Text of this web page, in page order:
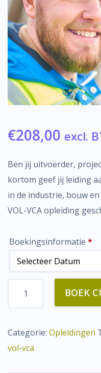
€208,00 excl.
Ben jij uitvoerder,
kortom geef jij leiding
in de industrie, bouw
VOL-VCA opleiding
Boekingsinformatie *
aantal
BOEK
Categorie: Opleidingen
vol-vca